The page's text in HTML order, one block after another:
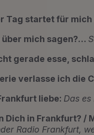
Tag startet für
über mich sagen?…
gerade esse,
verlasse ich die
liebe: Das
Dich in Frankfurt? /
Radio Frankfurt,